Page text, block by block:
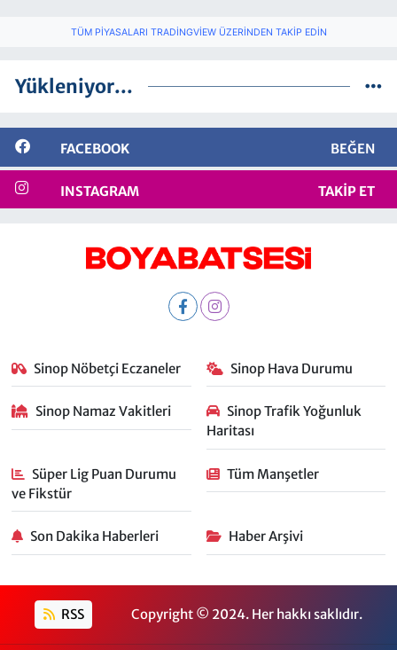
TÜM PIYASALARI TRADINGVIEW ÜZERINDEN TAKIP EDIN
Yükleniyor...
FACEBOOK BEĞEN
INSTAGRAM TAKIP ET
Sinop Nöbetçi Eczaneler Sinop Hava Durumu
Sinop Namaz Vakitleri
Sinop Trafik Yoğunluk
Haritası
Süper Lig Puan Durumu
ve Fikstür
Tüm Manşetler
Son Dakika Haberleri Haber Arşivi
RSS Copyright © 2024. Her hakkı saklıdır.